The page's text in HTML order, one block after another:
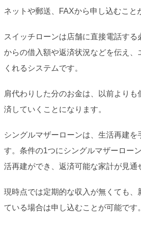
ネットや郵送、FAXから申し込むこと
スイッチローンは店舗に直接電話する
からの借入額や返済状況などを伝え、
くれるシステムです。
肩代わりした分のお金は、以前よりも
済していくことになります。
シングルマザーローンは、生活再建を
す。条件の1つにシングルマザーロー
活再建ができ、返済可能な家計が見通
現時点では定期的な収入が無くても、
ている場合は申し込むことが可能です。